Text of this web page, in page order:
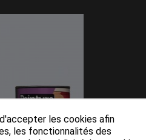
les cookies afin
les fonctionnalités des